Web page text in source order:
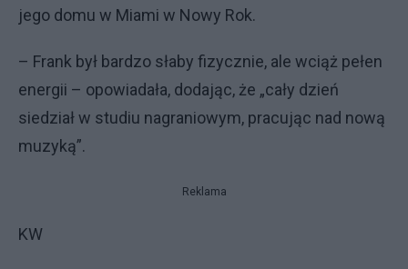
jego domu w Miami w Nowy Rok.
– Frank był bardzo słaby fizycznie, ale wciąż pełen
energii – opowiadała, dodając, że „cały dzień
siedział w studiu nagraniowym, pracując nad nową
muzyką”.
Reklama
KW